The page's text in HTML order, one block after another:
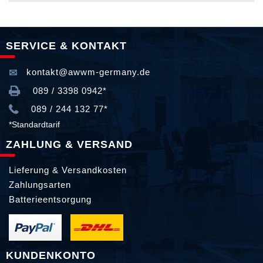
SERVICE & KONTAKT
kontakt@awwm-germany.de
089 / 3398 0942*
089 / 244 132 77*
*Standardtarif
ZAHLUNG & VERSAND
Lieferung & Versandkosten
Zahlungsarten
Batterieentsorgung
KUNDENKONTO